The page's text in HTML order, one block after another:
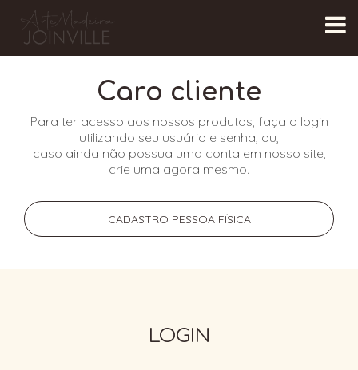
Caro cliente
Para ter acesso aos nossos produtos, faça o login
utilizando seu usuário e senha, ou,
caso ainda não possua uma conta em nosso site,
crie uma agora mesmo.
CADASTRO PESSOA FÍSICA
LOGIN